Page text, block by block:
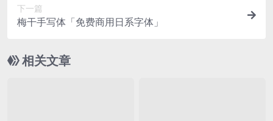
下一篇
梅干手写体「免费商用日系字体」
相关文章